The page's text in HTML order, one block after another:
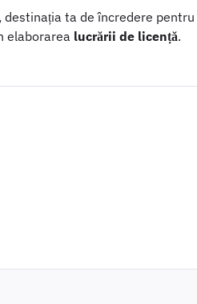
, destinația ta de încredere pentru
elaborarea lucrării de licență.